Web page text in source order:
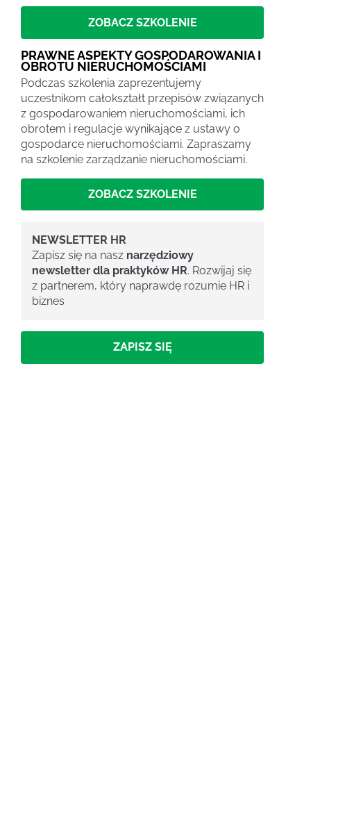
ZOBACZ SZKOLENIE
PRAWNE ASPEKTY GOSPODAROWANIA I
OBROTU NIERUCHOMOŚCIAMI
Podczas szkolenia zaprezentujemy
uczestnikom całokształt przepisów związanych
z gospodarowaniem nieruchomościami, ich
obrotem i regulacje wynikające z ustawy o
gospodarce nieruchomościami. Zapraszamy
na szkolenie zarządzanie nieruchomościami.
ZOBACZ SZKOLENIE
NEWSLETTER HR
Zapisz się na nasz narzędziowy
newsletter dla praktyków HR. Rozwijaj się
z partnerem, który naprawdę rozumie HR i
biznes
ZAPISZ SIĘ